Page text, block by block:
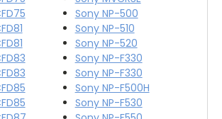
Sony NP-500
Sony NP-510
Sony NP-520
Sony NP-F330
Sony NP-F330
Sony NP-F500H
Sony NP-F530